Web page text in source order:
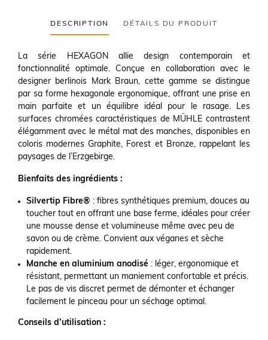
DESCRIPTION DÉTAILS DU PRODUIT
La série HEXAGON allie design contemporain et
fonctionnalité optimale. Conçue en collaboration avec le
designer berlinois Mark Braun, cette gamme se distingue
par sa forme hexagonale ergonomique, offrant une prise en
main parfaite et un équilibre idéal pour le rasage. Les
surfaces chromées caractéristiques de MÜHLE contrastent
élégamment avec le métal mat des manches, disponibles en
coloris modernes Graphite, Forest et Bronze, rappelant les
paysages de l’Erzgebirge.
Bienfaits des ingrédients :
Silvertip Fibre® : fibres synthétiques premium, douces au
toucher tout en offrant une base ferme, idéales pour créer
une mousse dense et volumineuse même avec peu de
savon ou de crème. Convient aux véganes et sèche
rapidement.
Manche en aluminium anodisé : léger, ergonomique et
résistant, permettant un maniement confortable et précis.
Le pas de vis discret permet de démonter et échanger
facilement le pinceau pour un séchage optimal.
Conseils d’utilisation :